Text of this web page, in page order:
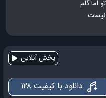
اما گلم
پخش آنلاین
دانلود با کیفیت ۱۲۸